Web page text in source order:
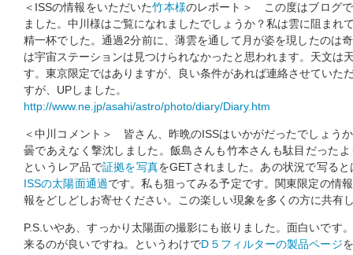
＜ISSの情報をいただいた竹本様のレポート＞ この度はブログ
ました。中川様はご覧になれましたでしょうか？私は雲に阻まれ
精一杯でした。通過2分前に、薄雲を通して月が姿を現したのは
は宇宙ステーションは見つけられなかったと思われます。天文は
す。東京限定ではありますが、良い条件があれば連絡させていた
すが、UPしました。
http://www.ne.jp/asahi/astro/photo/diary/Diary.htm
＜中川コメント＞ 皆さん、昨晩のISSはいかがだったでしょう
曇であえなく撃沈しました。飯島さんも竹本さんも駄目だった
というレア品で証拠を写真をGETされました。あの状況で写る
ISSの太陽面通過です。私も狙ってみる予定です。関東限定の情
報をどしどしお寄せください。この楽しい現象を多くの方に共有
P.S.いやあ、すっかり太陽面の撮影にも嵌りました。面白いです
来るのが良いですね。というわけでD５フィルターの製品ページ